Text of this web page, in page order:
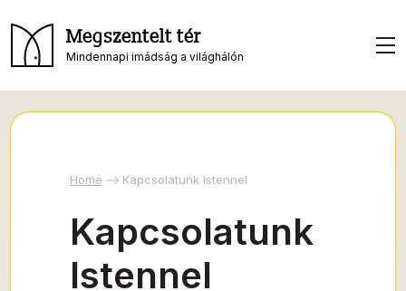
Megszentelt tér
Mindennapi imádság a világhálón
Home Kapcsolatunk Istennel
Kapcsolatunk
Istennel